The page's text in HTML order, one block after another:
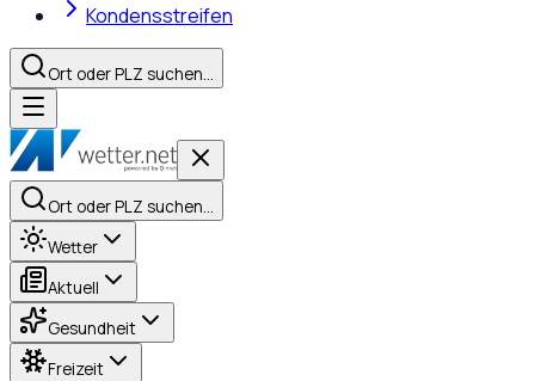
Kondensstreifen
Ort oder PLZ suchen…
Ort oder PLZ suchen…
Wetter
Aktuell
Gesundheit
Freizeit